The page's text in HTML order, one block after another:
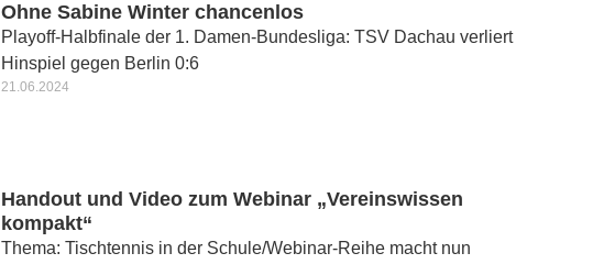
Ohne Sabine Winter chancenlos
Playoff-Halbfinale der 1. Damen-Bundesliga: TSV Dachau verliert
Hinspiel gegen Berlin 0:6
21.06.2024
Handout und Video zum Webinar „Vereinswissen
kompakt“
Thema: Tischtennis in der Schule/Webinar-Reihe macht nun